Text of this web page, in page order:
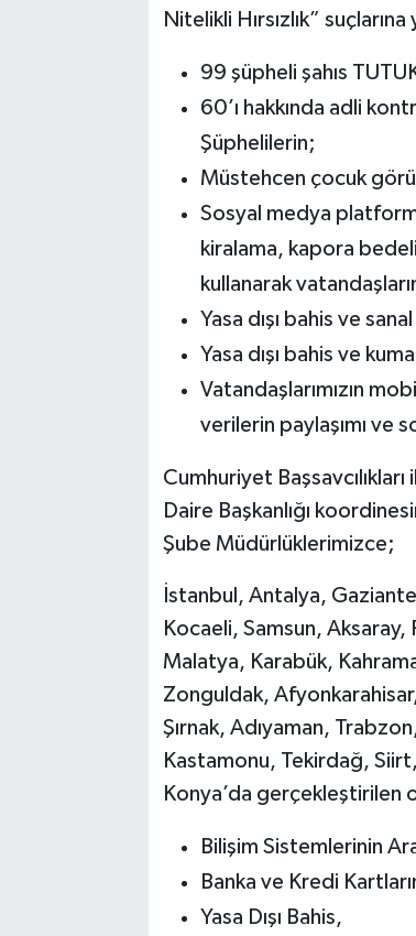
Nitelikli Hırsızlık”
99 şüpheli şahıs
60’ı hakkında adli
Şüphelilerin;
Müstehcen çocuk
Sosyal medya
kiralama, kapora
kullanarak
Yasa dışı bahis ve
Yasa dışı bahis ve
Vatandaşlarımızın
verilerin paylaşımı ve
Cumhuriyet
Daire Başkanlığı
Şube Müdürlüklerimizce;
İstanbul, Antalya,
Kocaeli, Samsun,
Malatya, Karabük,
Zonguldak,
Şırnak, Adıyaman,
Kastamonu, Tekirdağ,
Konya’da gerçekleştirilen
Bilişim Sistemlerinin
Banka ve Kredi
Yasa Dışı Bahis,